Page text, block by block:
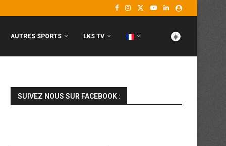
AUTRES SPORTS LKS TV
SUIVEZ NOUS SUR FACEBOOK :